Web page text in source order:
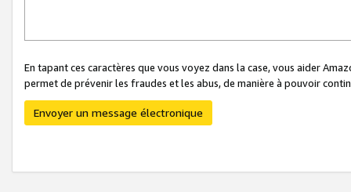
En tapant ces caractères que vous voyez dans la case, vous aider
permet de prévenir les fraudes et les abus, de manière à pouvoir
Envoyer un message électronique